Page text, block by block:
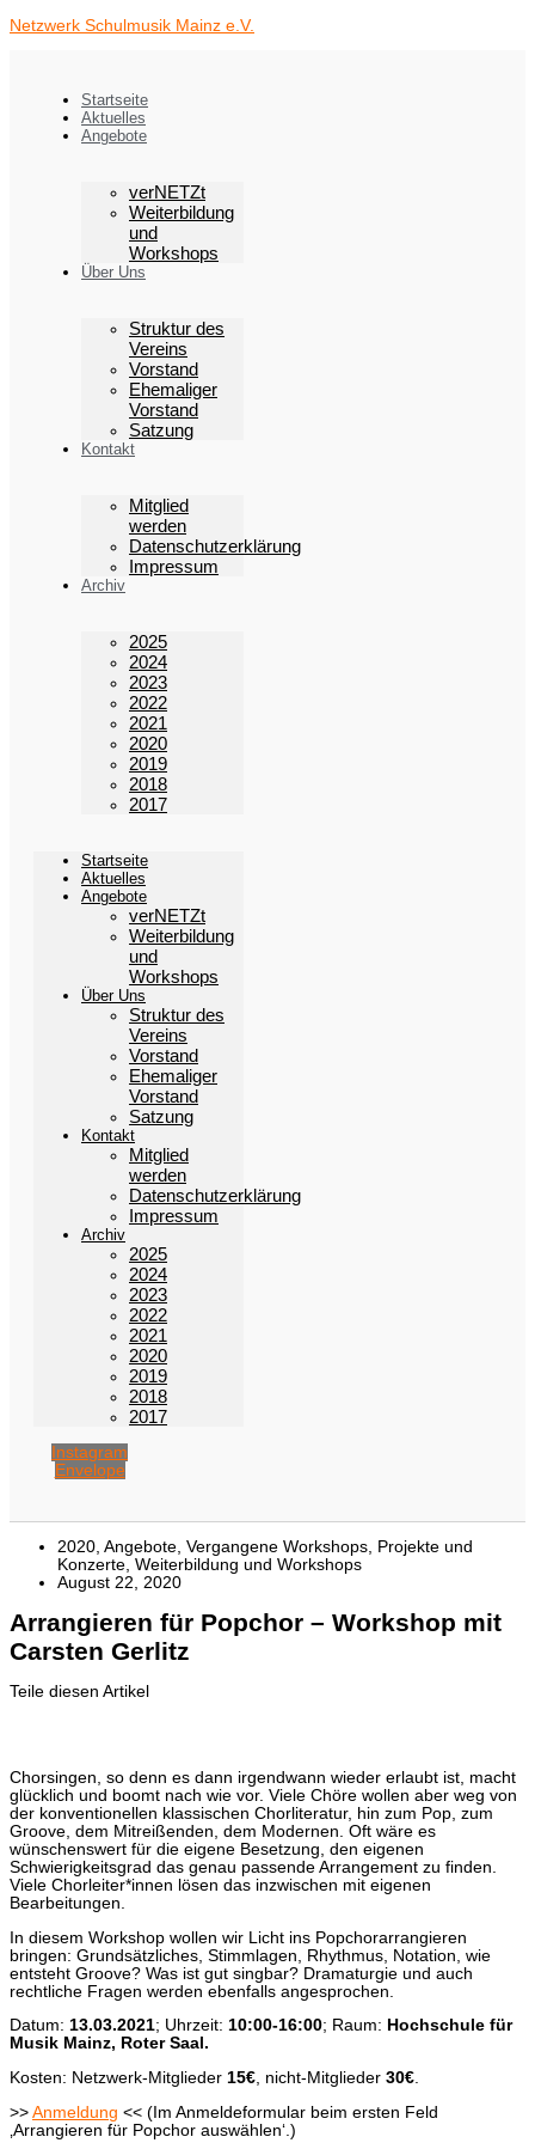
Inhalt
Netzwerk Schulmusik Mainz e.V.
Startseite
Aktuelles
Angebote
verNETZt
Weiterbildung
und
Workshops
Über Uns
Struktur des
Vereins
Vorstand
Ehemaliger
Vorstand
Satzung
Kontakt
Mitglied
werden
Datenschutzerklärung
Impressum
Archiv
2025
2024
2023
2022
2021
2020
2019
2018
2017
Startseite
Aktuelles
Angebote
verNETZt
Weiterbildung
und
Workshops
Über Uns
Struktur des
Vereins
Vorstand
Ehemaliger
Vorstand
Satzung
Kontakt
Mitglied
werden
Datenschutzerklärung
Impressum
Archiv
2025
2024
2023
2022
2021
2020
2019
2018
2017
Instagram
Envelope
2020, Angebote, Vergangene Workshops, Projekte und
Konzerte, Weiterbildung und Workshops
August 22, 2020
Arrangieren für Popchor – Workshop mit
Carsten Gerlitz
Teile diesen Artikel
Chorsingen, so denn es dann irgendwann wieder erlaubt ist, macht
glücklich und boomt nach wie vor. Viele Chöre wollen aber weg von
der konventionellen klassischen Chorliteratur, hin zum Pop, zum
Groove, dem Mitreißenden, dem Modernen. Oft wäre es
wünschenswert für die eigene Besetzung, den eigenen
Schwierigkeitsgrad das genau passende Arrangement zu finden.
Viele Chorleiter*innen lösen das inzwischen mit eigenen
Bearbeitungen.
In diesem Workshop wollen wir Licht ins Popchorarrangieren
bringen: Grundsätzliches, Stimmlagen, Rhythmus, Notation, wie
entsteht Groove? Was ist gut singbar? Dramaturgie und auch
rechtliche Fragen werden ebenfalls angesprochen.
Datum: 13.03.2021; Uhrzeit: 10:00-16:00; Raum: Hochschule für
Musik Mainz, Roter Saal.
Kosten: Netzwerk-Mitglieder 15€, nicht-Mitglieder 30€.
>> Anmeldung << (Im Anmeldeformular beim ersten Feld
‚Arrangieren für Popchor auswählen‘.)